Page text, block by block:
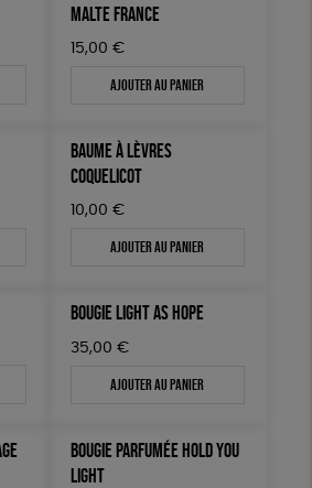
PEFC Fabriqué en Espagne
Fabriqué en France
MALTE FRANCE
15,00 €
Ajouter au panier
BAUME À LÈVRES
COQUELICOT
10,00 €
Ajouter au panier
BOUGIE LIGHT AS HOPE
35,00 €
Ajouter au panier
BOUGIE PARFUMÉE HOLD YOU
LIGHT